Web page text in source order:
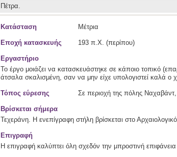
Πέτρα.
Κατάσταση Μέτρια
Εποχή κατασκευής 193 π.Χ. (περίπου)
Εργαστήριο
Το έργο μοιάζει να κατασκευάστηκε σε κάποιο τοπικό
άτσαλα σκαλισμένη, σαν να μην είχε υπολογιστεί καλά ο
Τόπος εύρεσης Σε περιοχή της πόλης Ναχαβάντ,
Βρίσκεται σήμερα
Τεχεράνη. Η ενεπίγραφη στήλη βρίσκεται στο
Επιγραφή
Η επιγραφή καλύπτει όλη σχεδόν την μπροστινή